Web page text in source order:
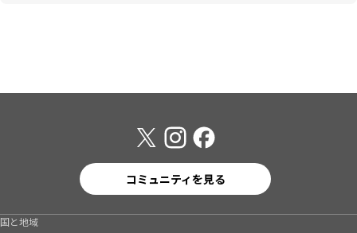
コミュニティを見る
国と地域